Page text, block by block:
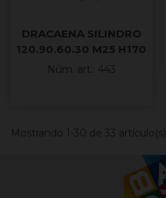
DRACAENA SILINDRO
120.90.60.30 M25 H170
Núm. art.: 443
Mostrando 1-30 de 33 artículo(s)